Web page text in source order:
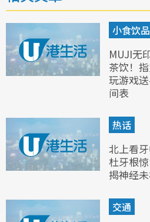
小食饮品
MUJI无
茶饮！
玩游戏
间表
热话
北上看
杜牙根
揭神经未
交通